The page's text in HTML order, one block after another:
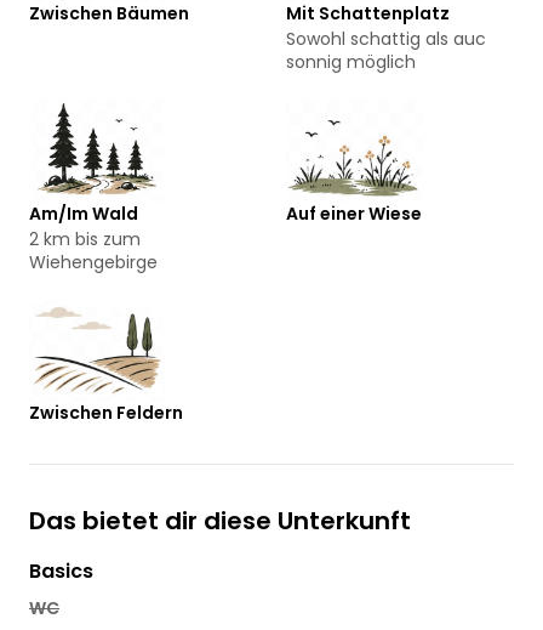
Zwischen Bäumen
Mit Schattenplatz
Sowohl schattig als auc
sonnig möglich
Am/Im Wald
2 km bis zum
Wiehengebirge
Auf einer Wiese
Zwischen Feldern
Das bietet dir diese Unterkunft
Basics
WC